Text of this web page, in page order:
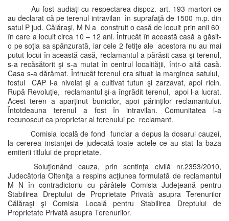
Au fost audiaţi cu respectarea dispoz. art. 193 martori ce
au declarat că pe terenul intravilan în suprafaţă de 1500 m.p. din
satul P jud. Călăraşi, M N a construit o casă de locuit prin anii 60
în care a locuit circa 10 – 12 ani. Întrucât în această casă a găsit-
o pe soţia sa spânzurată, iar cele 2 fetiţe ale acestora nu au mai
putut locui în această casă, reclamantul a părăsit casa şi terenul,
s-a recăsătorit şi s-a mutat în centrul localităţii, într-o altă casă.
Casa s-a dărâmat. Întrucât terenul era situat la marginea satului,
fostul CAP l-a nivelat şi a cultivat tutun şi zarzavat, apoi ricin.
Rupă Revoluţie, reclamantul şi-a îngrădit terenul, apoi l-a lucrat.
Acest teren a aparţinut bunicilor, apoi părinţilor reclamantului.
Întotdeauna terenul a fost în intravilan. Comunitatea l-a
recunoscut ca proprietar al terenului pe reclamant.
Comisia locală de fond funciar a depus la dosarul cauzei,
la cererea instanţei de judecată toate actele ce au stat la baza
emiterii titlului de proprietate.
Soluţionând cauza, prin sentinţa civilă nr.2353/2010,
Judecătoria Olteniţa a respins acţiunea formulată de reclamantul
M N în contradictoriu cu pârâtele Comisia Judeţeană pentru
Stabilirea Dreptului de Proprietate Privată asupra Terenurilor
Călăraşi şi Comisia Locală pentru Stabilirea Dreptului de
Proprietate Privată asupra Terenurilor.